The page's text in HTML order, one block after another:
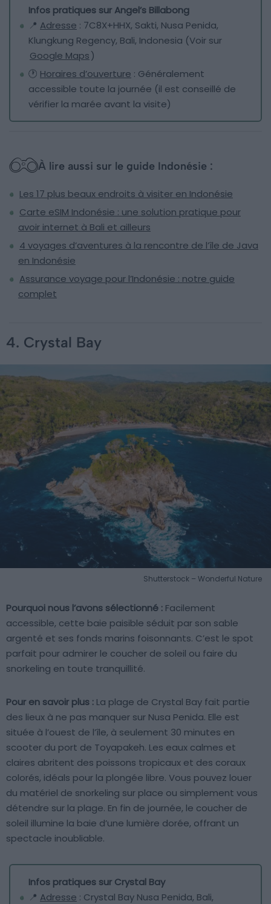
Infos pratiques sur Angel’s Billabong
📍 Adresse : 7C8X+HHX, Sakti, Nusa Penida,
Klungkung Regency, Bali, Indonesia (Voir sur
Google Maps)
🕐 Horaires d’ouverture : Généralement
accessible toute la journée (il est conseillé de
vérifier la marée avant la visite)
À lire aussi sur le guide Indonésie :
Les 17 plus beaux endroits à visiter en Indonésie
Carte eSIM Indonésie : une solution pratique pour
avoir internet à Bali et ailleurs
4 voyages d’aventures à la rencontre de l’île de Java
en Indonésie
Assurance voyage pour l’Indonésie : notre guide
complet
4. Crystal Bay
Shutterstock – Wonderful Nature
Pourquoi nous l’avons sélectionné : Facilement
accessible, cette baie paisible séduit par son sable
argenté et ses fonds marins foisonnants. C’est le spot
parfait pour admirer le coucher de soleil ou faire du
snorkeling en toute tranquillité.
Pour en savoir plus : La plage de Crystal Bay fait partie
des lieux à ne pas manquer sur Nusa Penida. Elle est
située à l’ouest de l’île, à seulement 30 minutes en
scooter du port de Toyapakeh. Les eaux calmes et
claires abritent des poissons tropicaux et des coraux
colorés, idéals pour la plongée libre. Vous pouvez louer
du matériel de snorkeling sur place ou simplement vous
détendre sur la plage. En fin de journée, le coucher de
soleil illumine la baie d’une lumière dorée, offrant un
spectacle inoubliable.
Infos pratiques sur Crystal Bay
📍 Adresse : Crystal Bay Nusa Penida, Bali,